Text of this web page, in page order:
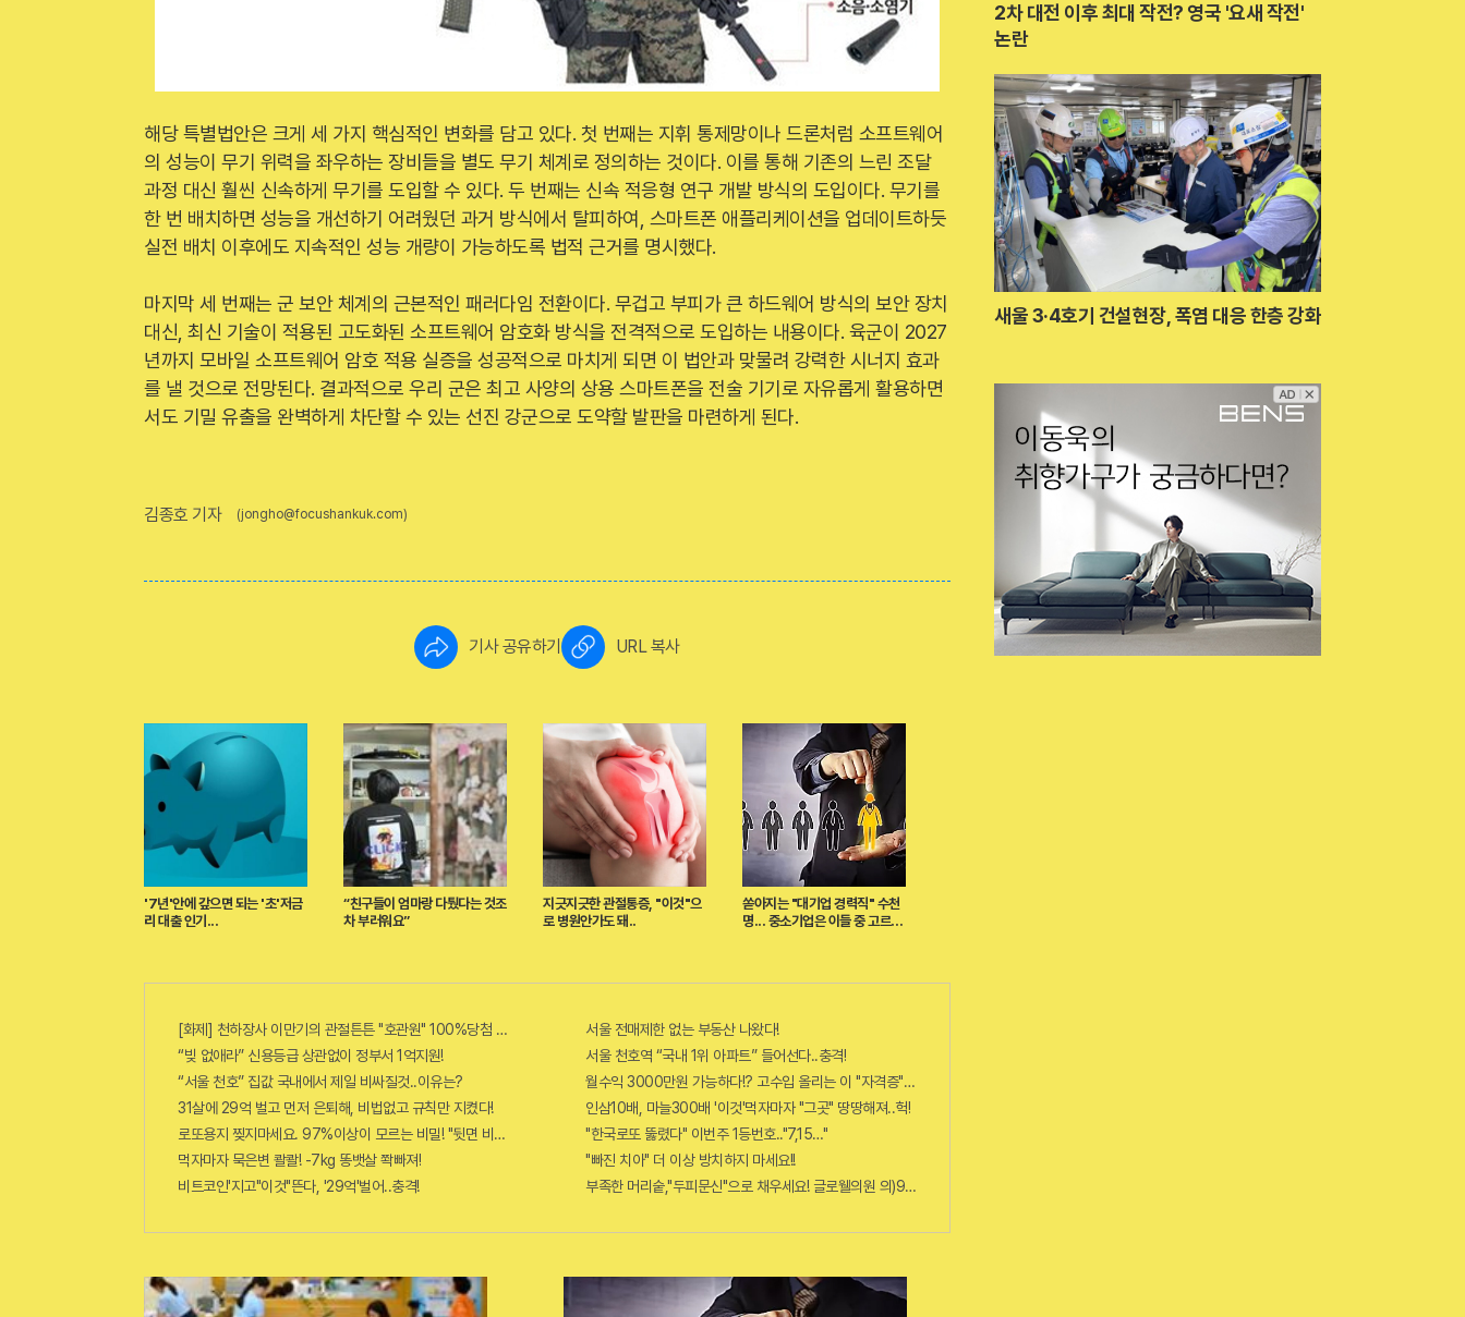
해당 특별법안은 크게 세 가지 핵심적인 변화를 담고 있다. 첫 번째는 지휘 통제망이나 드론처럼 소프트웨어
의 성능이 무기 위력을 좌우하는 장비들을 별도 무기 체계로 정의하는 것이다. 이를 통해 기존의 느린 조달
과정 대신 훨씬 신속하게 무기를 도입할 수 있다. 두 번째는 신속 적응형 연구 개발 방식의 도입이다. 무기를
한 번 배치하면 성능을 개선하기 어려웠던 과거 방식에서 탈피하여, 스마트폰 애플리케이션을 업데이트하듯
실전 배치 이후에도 지속적인 성능 개량이 가능하도록 법적 근거를 명시했다.
마지막 세 번째는 군 보안 체계의 근본적인 패러다임 전환이다. 무겁고 부피가 큰 하드웨어 방식의 보안 장치
대신, 최신 기술이 적용된 고도화된 소프트웨어 암호화 방식을 전격적으로 도입하는 내용이다. 육군이 2027
년까지 모바일 소프트웨어 암호 적용 실증을 성공적으로 마치게 되면 이 법안과 맞물려 강력한 시너지 효과
를 낼 것으로 전망된다. 결과적으로 우리 군은 최고 사양의 상용 스마트폰을 전술 기기로 자유롭게 활용하면
서도 기밀 유출을 완벽하게 차단할 수 있는 선진 강군으로 도약할 발판을 마련하게 된다.
김종호 기자 (jongho@focushankuk.com)
기사 공유하기 URL 복사
'7년'안에 갚으면 되는 '초'저금
리 대출 인기...
“친구들이 엄마랑 다퉜다는 것조
차 부러워요”
지긋지긋한 관절통증, "이것"으
로 병원안가도 돼..
쏟아지는 "대기업 경력직" 수천
명... 중소기업은 이들 중 고르면
[화제] 천하장사 이만기의 관절튼튼 "호관원" 100%당첨 혜택 난리나!!
“빚 없애라” 신용등급 상관없이 정부서 1억지원!
“서울 천호” 집값 국내에서 제일 비싸질것..이유는?
31살에 29억 벌고 먼저 은퇴해, 비법없고 규칙만 지켰다!
로또용지 찢지마세요. 97%이상이 모르는 비밀! "뒷면 비추면 번호 보인다!?"
먹자마자 묵은변 콸콸! -7kg 똥뱃살 쫙빠져!
비트코인'지고"이것"뜬다, '29억'벌어..충격!
서울 전매제한 없는 부동산 나왔다!
서울 천호역 “국내 1위 아파트” 들어선다..충격!
월수익 3000만원 가능하다!? 고수입 올리는 이 "자격증"에 몰리는 이유 알고보니…
인삼10배, 마늘300배 '이것'먹자마자 "그곳" 땅땅해져..헉!
"한국로또 뚫렸다" 이번주 1등번호.."7,15…"
"빠진 치아" 더 이상 방치하지 마세요!!
부족한 머리숱,"두피문신"으로 채우세요! 글로웰의원 의)96837
2차 대전 이후 최대 작전? 영국 '요새 작전'
논란
새울 3·4호기 건설현장, 폭염 대응 한층 강화